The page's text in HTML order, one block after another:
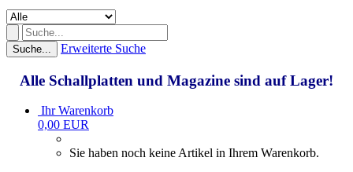
Suche... Erweiterte Suche
Alle Schallplatten und Magazine sind auf Lager!
Ihr Warenkorb
0,00 EUR
Sie haben noch keine Artikel in Ihrem Warenkorb.